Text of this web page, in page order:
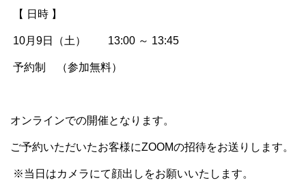
【 日時 】
10月9日（土） 13:00 ～ 13:45
予約制 （参加無料）
オンラインでの開催となります。
ご予約いただいたお客様にZOOMの招待をお送りします。
※当日はカメラにて顔出しをお願いいたします。